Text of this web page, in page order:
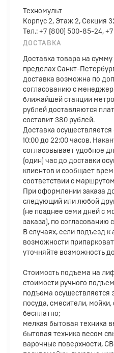
Техномульт
Корпус 2, Этаж 2, Секция
Тел.: +7 (800) 500-85-24,
ДОСТАВКА
Доставка товара на
пределах Санкт-
доставка возможна по
согласованию с
ближайшей станции
рублей доставляются
составит 380 рублей.
Доставка
10:00 до 22:00 часов.
согласовывает удобное
(один) час до доставки
клиентов и сообщает
соответствии с
При оформлении заказа
следующий или любой
(не позднее семи дней с
заказа), по согласованию
В случаях, если подъезд
возможности
уточняйте возможность
Стоимость подъема на
стоимости ручного
подъема осуществляется
посуда, смесители,
бесплатно;
мелкая бытовая техника
бытовая техника весом
варочные поверхности,